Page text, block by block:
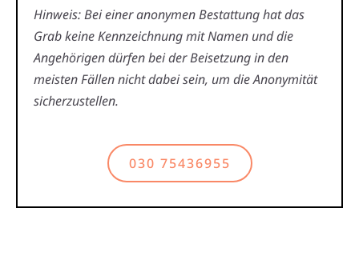
Hinweis: Bei einer anonymen Bestattung hat das
Grab keine Kennzeichnung mit Namen und die
Angehörigen dürfen bei der Beisetzung in den
meisten Fällen nicht dabei sein, um die Anonymität
sicherzustellen.
030 75436955